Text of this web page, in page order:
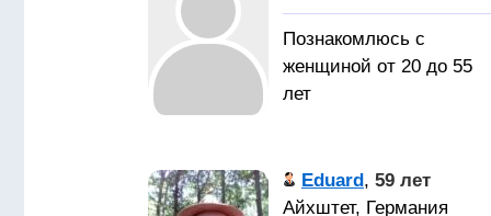
отношений, где царит
доверие, забота и
искренность, для
будем вместе на всю
жизнь!
Познакомлюсь с
женщиной от 20 до 55
лет
симпатичной, не глупой
девушкой для серьёзных
Eduard, 59 лет
Айхштет, Германия